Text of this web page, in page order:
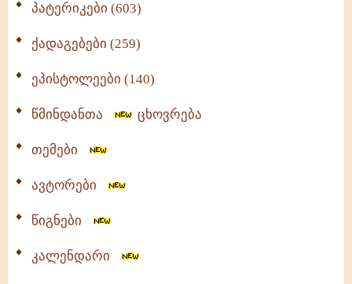
პატერიკები (603)
ქადაგებები (259)
ეპისტოლეები (140)
წმინდანთა ცხოვრება
თემები
ავტორები
წიგნები
კალენდარი